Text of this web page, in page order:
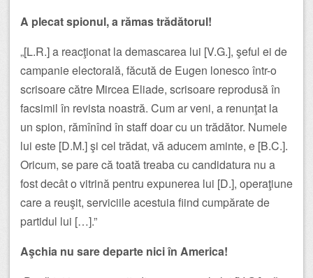
A plecat spionul, a rămas trădătorul!
„[L.R.] a reacţionat la demascarea lui [V.G.], şeful ei de
campanie electorală, făcută de Eugen lonesco într-o
scrisoare către Mircea Eliade, scrisoare reprodusă în
facsimil în revista noastră. Cum ar veni, a renunţat la
un spion, rămînînd în staff doar cu un trădător. Numele
lui este [D.M.] şi cel trădat, vă aducem aminte, e [B.C.].
Oricum, se pare că toată treaba cu candidatura nu a
fost decât o vitrină pentru expunerea lui [D.], operaţiune
care a reuşit, serviciile acestuia fiind cumpărate de
partidul lui […].”
Aşchia nu sare departe nici în America!